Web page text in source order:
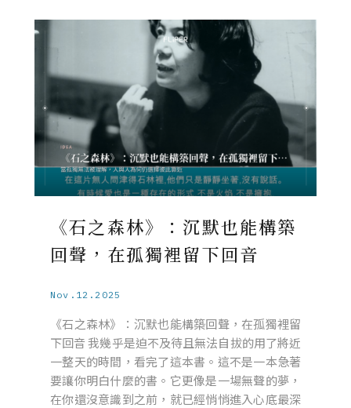
《石之森林》：沉默也能構築
回聲，在孤獨裡留下回音
Nov.12.2025
《石之森林》：沉默也能構築回聲，在孤獨裡留
下回音 我幾乎是迫不及待且無法自拔的用了將近
一整天的時間，看完了這本書。這不是一本急著
要讓你明白什麼的書。它更像是一場無聲的夢，
在你還沒意識到之前，就已經悄悄進入心底最深